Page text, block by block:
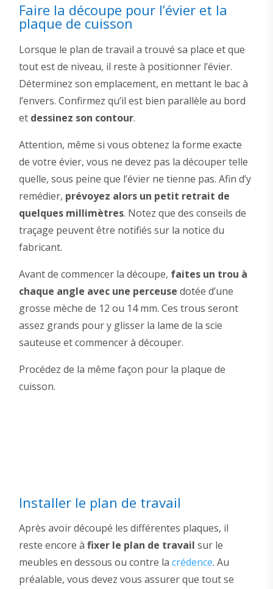
Faire la découpe pour l’évier et la
plaque de cuisson
Lorsque le plan de travail a trouvé sa place et que
tout est de niveau, il reste à positionner l’évier.
Déterminez son emplacement, en mettant le bac à
l’envers. Confirmez qu’il est bien parallèle au bord
et dessinez son contour.
Attention, même si vous obtenez la forme exacte
de votre évier, vous ne devez pas la découper telle
quelle, sous peine que l’évier ne tienne pas. Afin d’y
remédier, prévoyez alors un petit retrait de
quelques millimètres. Notez que des conseils de
traçage peuvent être notifiés sur la notice du
fabricant.
Avant de commencer la découpe, faites un trou à
chaque angle avec une perceuse dotée d’une
grosse mèche de 12 ou 14 mm. Ces trous seront
assez grands pour y glisser la lame de la scie
sauteuse et commencer à découper.
Procédez de la même façon pour la plaque de
cuisson.
Installer le plan de travail
Après avoir découpé les différentes plaques, il
reste encore à fixer le plan de travail sur le
meubles en dessous ou contre la crédence. Au
préalable, vous devez vous assurer que tout se